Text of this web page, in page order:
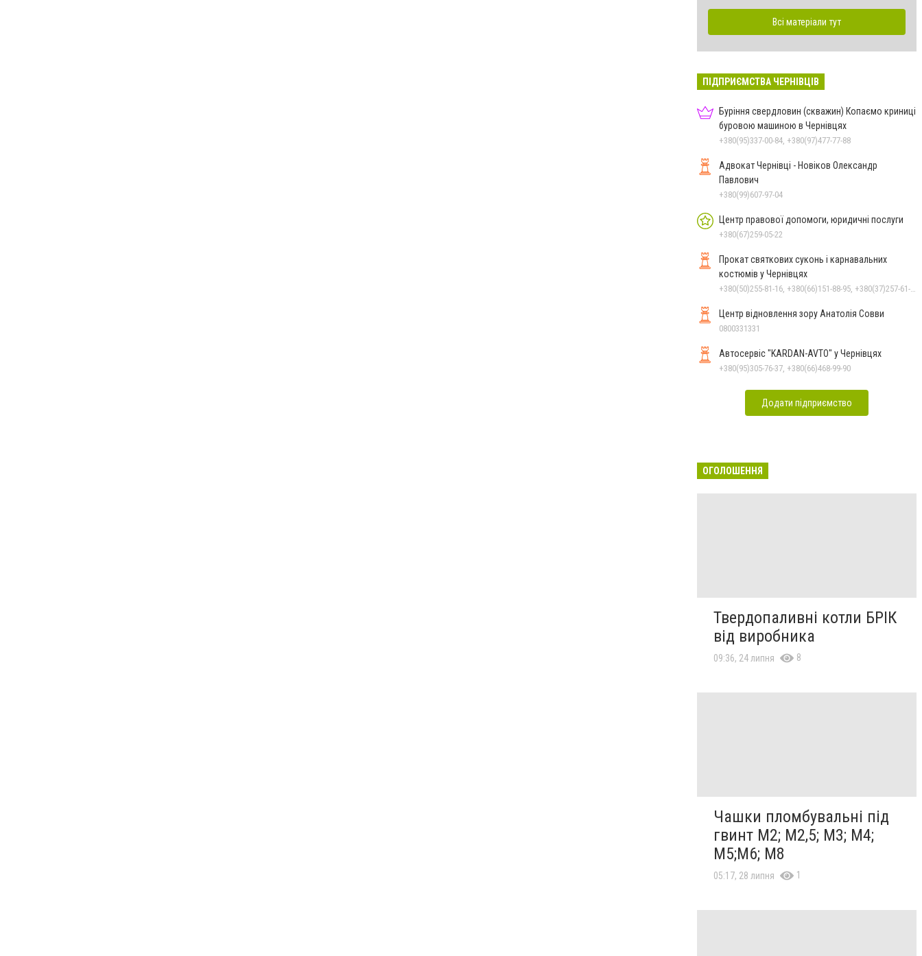
Всі матеріали тут
ПІДПРИЄМСТВА ЧЕРНІВЦІВ
Буріння свердловин (скважин) Копаємо криниці
буровою машиною в Чернівцях
+380(95)337-00-84, +380(97)477-77-88
Адвокат Чернівці - Новіков Олександр
Павлович
+380(99)607-97-04
Центр правової допомоги, юридичні послуги
+380(67)259-05-22
Прокат святкових суконь і карнавальних
костюмів у Чернівцях
Центр відновлення зору Анатолія Совви
0800331331
Автосервіс "KARDAN-AVTO" у Чернівцях
+380(95)305-76-37, +380(66)468-99-90
Додати підприємство
ОГОЛОШЕННЯ
Твердопаливні котли БРІК
від виробника
09:36, 24 липня 8
Чашки пломбувальні під
гвинт М2; М2,5; М3; М4;
М5;М6; М8
05:17, 28 липня 1